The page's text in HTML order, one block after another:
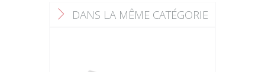
F DANS LA MÊME CATÉGORIE